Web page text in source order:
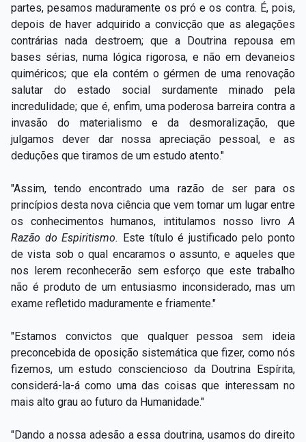
partes, pesamos maduramente os pró e os contra. É, pois,
depois de haver adquirido a convicção que as alegações
contrárias nada destroem; que a Doutrina repousa em
bases sérias, numa lógica rigorosa, e não em devaneios
quiméricos; que ela contém o gérmen de uma renovação
salutar do estado social surdamente minado pela
incredulidade; que é, enfim, uma poderosa barreira contra a
invasão do materialismo e da desmoralização, que
julgamos dever dar nossa apreciação pessoal, e as
deduções que tiramos de um estudo atento."
"Assim, tendo encontrado uma razão de ser para os
princípios desta nova ciência que vem tomar um lugar entre
os conhecimentos humanos, intitulamos nosso livro A
Razão do Espiritismo. Este título é justificado pelo ponto
de vista sob o qual encaramos o assunto, e aqueles que
nos lerem reconhecerão sem esforço que este trabalho
não é produto de um entusiasmo inconsiderado, mas um
exame refletido maduramente e friamente."
"Estamos convictos que qualquer pessoa sem ideia
preconcebida de oposição sistemática que fizer, como nós
fizemos, um estudo consciencioso da Doutrina Espírita,
considerá-la-á como uma das coisas que interessam no
mais alto grau ao futuro da Humanidade."
"Dando a nossa adesão a essa doutrina, usamos do direito